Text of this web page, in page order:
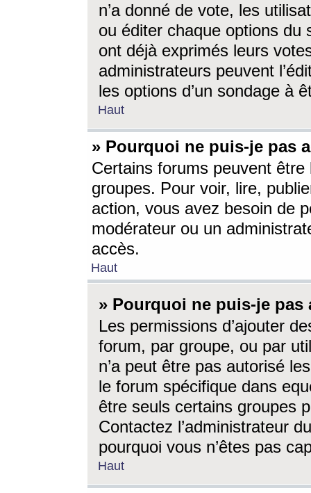
n’a donné de vote, les
ou éditer chaque options du
ont déjà exprimés leurs
administrateurs peuvent
les options d’un sondage à
Haut
» Pourquoi ne puis-je pas
Certains forums peuvent être
groupes. Pour voir, lire,
action, vous avez besoin de
modérateur ou un
accès.
Haut
» Pourquoi ne puis-je
Les permissions d’ajouter
forum, par groupe, ou par
n’a peut être pas autorisé
le forum spécifique dans
être seuls certains groupes
Contactez l’administrateur
pourquoi vous n’êtes pas
Haut